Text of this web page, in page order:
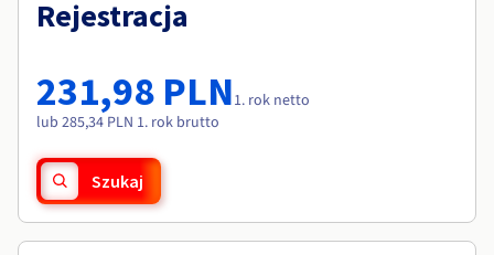
Cennik
Roadmap & Changelog
Monitorowanie
Roadmap & Changelog
Roadmap & Changelog
Roadmap & Changelog
Roadmap & Changelog
Rejestracja
231,98 PLN1. rok netto
lub 285,34 PLN 1. rok brutto
Szukaj